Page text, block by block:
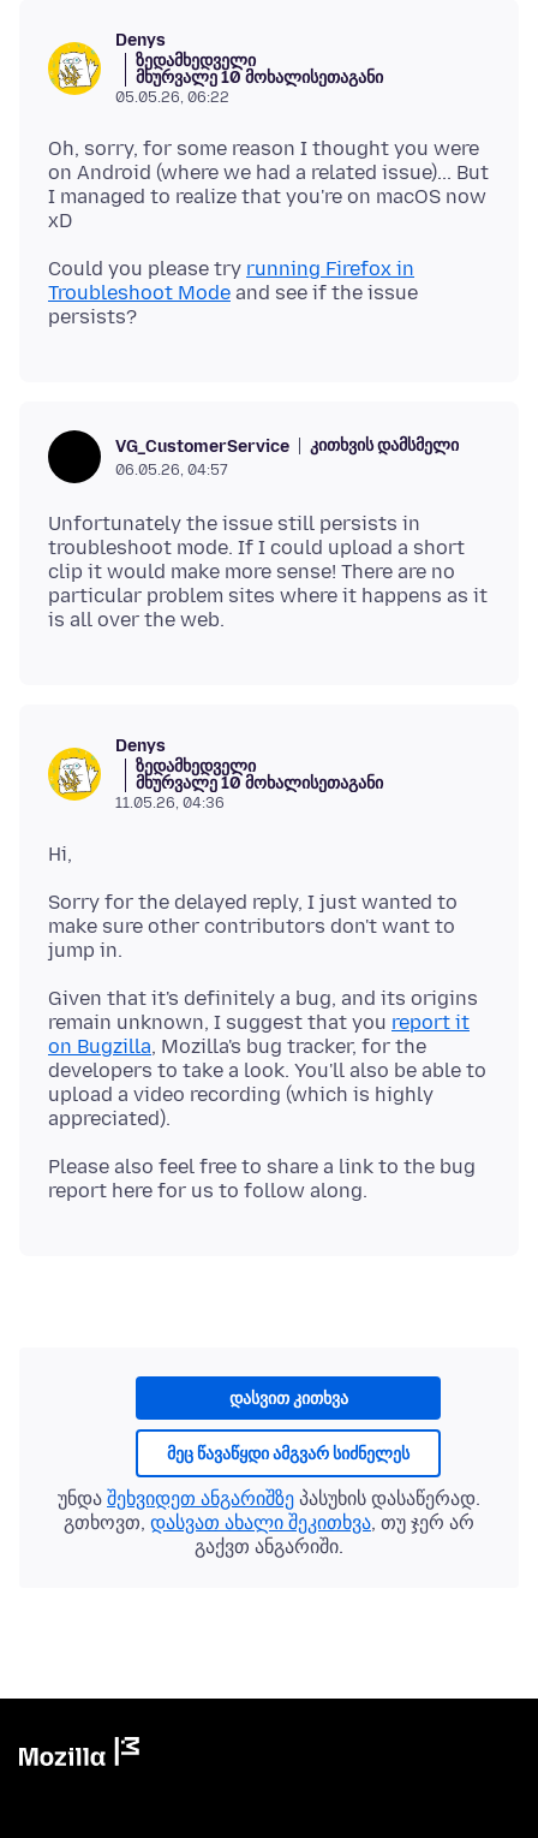
Denys
ზედამხედველი
მხურვალე 10 მოხალისეთაგანი
05.05.26, 06:22
Oh, sorry, for some reason I thought you were
on Android (where we had a related issue)... But
I managed to realize that you're on macOS now
Could you please try running Firefox in
Troubleshoot Mode and see if the issue
VG_CustomerService კითხვის დამსმელი
06.05.26, 04:57
Unfortunately the issue still persists in
troubleshoot mode. If I could upload a short
clip it would make more sense! There are no
particular problem sites where it happens as it
Denys
ზედამხედველი
მხურვალე 10 მოხალისეთაგანი
11.05.26, 04:36
Sorry for the delayed reply, I just wanted to
make sure other contributors don't want to
Given that it's definitely a bug, and its origins
remain unknown, I suggest that you report it
on Bugzilla, Mozilla's bug tracker, for the
developers to take a look. You'll also be able to
upload a video recording (which is highly
Please also feel free to share a link to the bug
დასვით კითხვა
მეც წავაწყდი ამგვარ სიძნელეს
უნდა შეხვიდეთ ანგარიშზე პასუხის დასაწერად.
გთხოვთ, დასვათ ახალი შეკითხვა, თუ ჯერ არ
გაქვთ ანგარიში.